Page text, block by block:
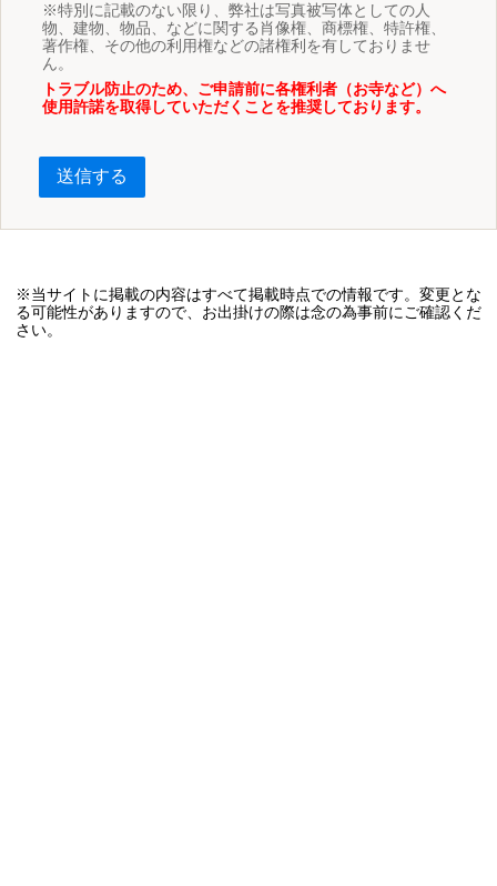
※特別に記載のない限り、弊社は写真被写体としての人
物、建物、物品、などに関する肖像権、商標権、特許権、
著作権、その他の利用権などの諸権利を有しておりませ
ん。
トラブル防止のため、ご申請前に各権利者（お寺など）へ
使用許諾を取得していただくことを推奨しております。
送信する
※当サイトに掲載の内容はすべて掲載時点での情報です。変更とな
る可能性がありますので、お出掛けの際は念の為事前にご確認くだ
さい。